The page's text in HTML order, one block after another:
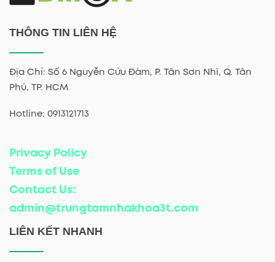
THÔNG TIN LIÊN HỆ
Địa Chỉ: Số 6 Nguyễn Cửu Đàm, P. Tân Sơn Nhì, Q. Tân
Phú, TP. HCM
Hotline: 0913121713
Privacy Policy
Terms of Use
Contact Us:
admin@trungtamnhakhoa3t.com
LIÊN KẾT NHANH